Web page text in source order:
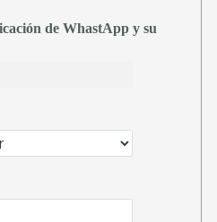
de WhastApp y su